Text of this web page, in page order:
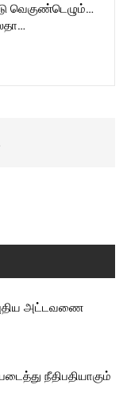
வெகுண்டெழும்…
அட்டவணை
நீதிபதியாகும்